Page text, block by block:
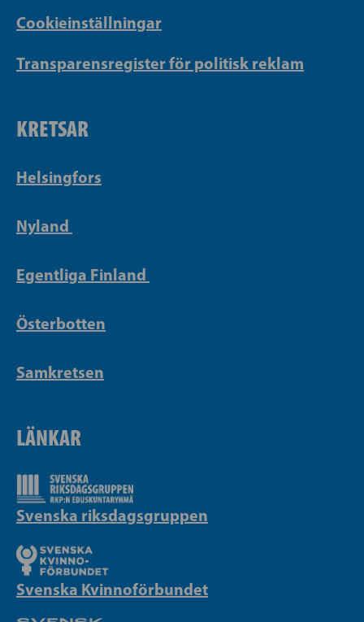
Cookieinställningar
Transparensregister för politisk reklam
KRETSAR
Helsingfors
Nyland
Egentliga Finland
Österbotten
Samkretsen
LÄNKAR
Svenska riksdagsgruppen
Svenska Kvinnoförbundet